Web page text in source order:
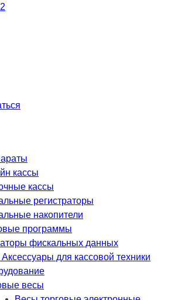
кассы
кассы
регистраторы
накопители
программы
фискальных данных
для кассовой техники
весы